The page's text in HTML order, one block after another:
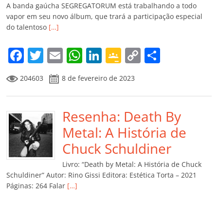
A banda gaúcha SEGREGATORUM está trabalhando a todo
vapor em seu novo álbum, que trará a participação especial
do talentoso […]
F
a
c
e
b
o
o
k
T
w
itt
er
E
m
ai
l
W
at
s
A
p
p
Li
k
e
dI
n
G
o
o
gl
e
Cl
a
ss
ro
C
y
Li
n
k
p
ar
til
h
ar
204603 8 de fevereiro de 2023
Resenha: Death By
Metal: A História de
Chuck Schuldiner
Livro: “Death by Metal: A História de Chuck
Schuldiner” Autor: Rino Gissi Editora: Estética Torta – 2021
Páginas: 264 Falar […]